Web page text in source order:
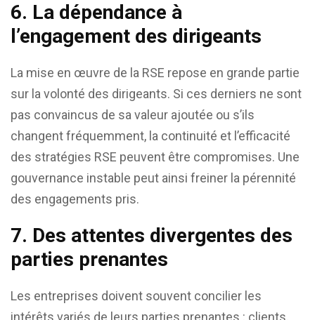
6. La dépendance à
l’engagement des dirigeants
La mise en œuvre de la RSE repose en grande partie
sur la volonté des dirigeants. Si ces derniers ne sont
pas convaincus de sa valeur ajoutée ou s’ils
changent fréquemment, la continuité et l’efficacité
des stratégies RSE peuvent être compromises. Une
gouvernance instable peut ainsi freiner la pérennité
des engagements pris.
7. Des attentes divergentes des
parties prenantes
Les entreprises doivent souvent concilier les